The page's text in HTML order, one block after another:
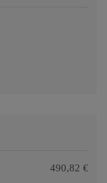
490,82 €